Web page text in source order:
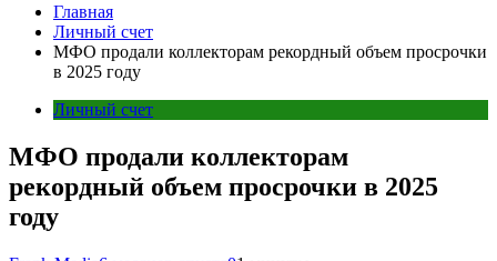
Главная
Личный счет
МФО продали коллекторам рекордный объем просрочки
в 2025 году
Личный счет
МФО продали коллекторам
рекордный объем просрочки в 2025
году